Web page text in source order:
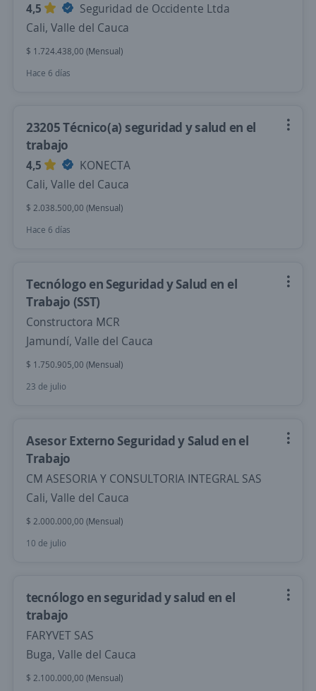
4,5
Seguridad de Occidente Ltda
Cali, Valle del Cauca
$ 1.724.438,00 (Mensual)
Hace 6 días
23205 Técnico(a) seguridad y salud en el
trabajo
4,5
KONECTA
Cali, Valle del Cauca
$ 2.038.500,00 (Mensual)
Hace 6 días
Tecnólogo en Seguridad y Salud en el
Trabajo (SST)
Constructora MCR
Jamundí, Valle del Cauca
$ 1.750.905,00 (Mensual)
23 de julio
Asesor Externo Seguridad y Salud en el
Trabajo
CM ASESORIA Y CONSULTORIA INTEGRAL SAS
Cali, Valle del Cauca
$ 2.000.000,00 (Mensual)
10 de julio
tecnólogo en seguridad y salud en el
trabajo
FARYVET SAS
Buga, Valle del Cauca
$ 2.100.000,00 (Mensual)